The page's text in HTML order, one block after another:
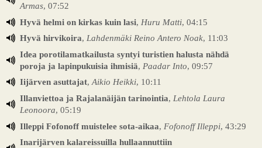
Armas, 07:52
Hyvä helmi on kirkas kuin lasi, Huru Matti, 04:15
Hyvä hirvikoira, Lahdenmäki Reino Antero Noak, 11:03
Idea porotilamatkailusta syntyi turistien halusta nähdä
poroja ja lapinpukuisia ihmisiä, Paadar Into, 09:57
Iijärven asuttajat,Aikio Heikki, 10:11
Illanviettoa ja Rajalanäijän tarinointia, Lehtola Laura
Leonoora, 05:19
Illeppi Fofonoff muistelee sota-aikaa, Fofonoff Illeppi, 43:29
Inarijärven kalareissuilla hullaannuttiin